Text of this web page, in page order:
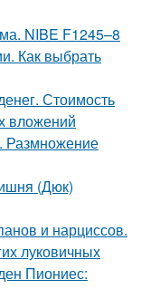
NIBE F1245–8
Как выбрать
Стоимость
вложений
Размножение
(Дюк)
и нарциссов.
луковичных
Пиониес: